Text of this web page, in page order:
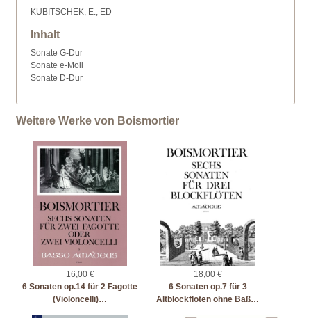
KUBITSCHEK, E., ED
Inhalt
Sonate G-Dur
Sonate e-Moll
Sonate D-Dur
Weitere Werke von Boismortier
16,00 €
6 Sonaten op.14 für 2 Fagotte
(Violoncelli)…
18,00 €
6 Sonaten op.7 für 3
Altblockflöten ohne Baß…